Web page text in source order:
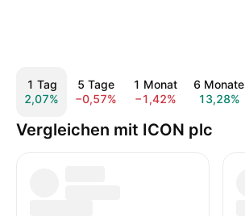
1 Tag
2,07%
5 Tage
−0,57%
1 Monat
−1,42%
6 Monate
13,28%
Vergleichen mit ICON plc